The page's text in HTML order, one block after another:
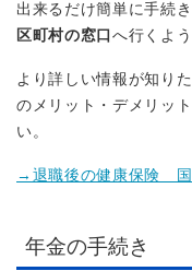
出来るだけ簡単に手続
区町村の窓口へ行くよ
より詳しい情報が知り
のメリット・デメリッ
い。
→退職後の健康保険 国
年金の手続き